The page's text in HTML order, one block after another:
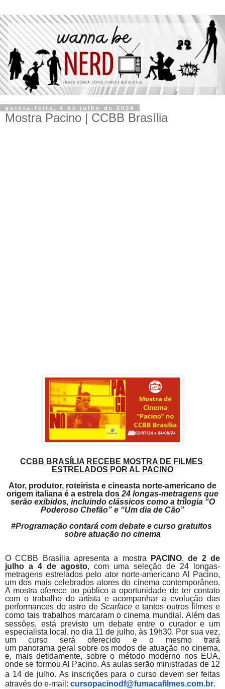
quinta-feira, 4 de julho de 2024
Mostra Pacino | CCBB Brasília
CCBB BRASÍLIA RECEBE MOSTRA DE FILMES
ESTRELADOS POR AL PACINO
Ator, produtor, roteirista e cineasta norte-americano de
origem italiana é a estrela dos24 longas-metragens que
serão exibidos, incluindo clássicos como a trilogia “O
Poderoso Chefão” e “Um dia de Cão”
#Programação contará com debate e curso gratuitos
sobre atuação no cinema
O CCBB Brasília apresenta a mostra PACINO, de 2 de
julho a 4 de agosto, com uma seleção de 24 longas-
metragens estrelados pelo ator norte-americano Al
Pacino,
um dos mais celebrados atores do cinema contemporâneo.
A mostra oferece ao público a oportunidade de ter contato
com o trabalho do artista e acompanhar a evolução das
performances do astro deScarface e tantos outros filmes e
como tais trabalhos marcaram o cinema mundial. Além das
sessões, está previsto um debate entre o curador e um
especialista local, no dia 11 de julho, às 19h30. Por sua vez,
um curso será oferecido e o mesmo trará
um panoramageral sobre os modos de atuação no cinema,
e, mais detidamente, sobre o método moderno nos EUA,
onde se formou Al Pacino. As aulas serão ministradas de 12
a 14 de julho. As inscrições para o curso devem ser feitas
através do e-mail: cursopacinodf@fumacafilmes.com.br.